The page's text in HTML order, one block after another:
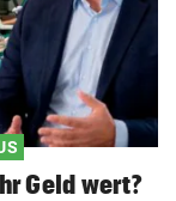
Geld wert?